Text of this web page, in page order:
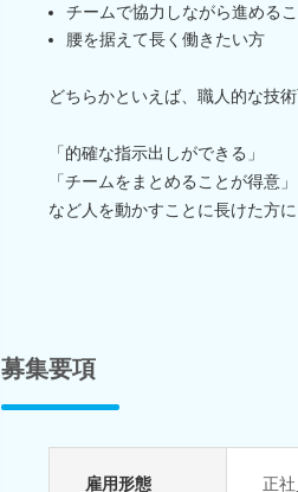
チームで協力しながら進める
腰を据えて長く働きたい方
どちらかといえば、職人的な技
「的確な指示出しができる」
「チームをまとめることが得意」
など人を動かすことに長けた方
募集要項
雇用形態 正